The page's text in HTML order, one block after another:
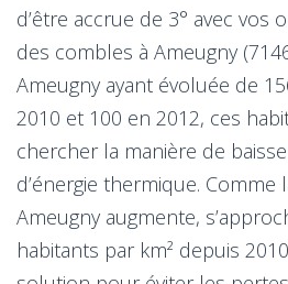
d’être accrue de 3° avec vos
des combles à Ameugny
Ameugny ayant évoluée de
2010 et 100 en 2012, ces
chercher la manière de
d’énergie thermique.
Ameugny augmente,
habitants par km² depuis